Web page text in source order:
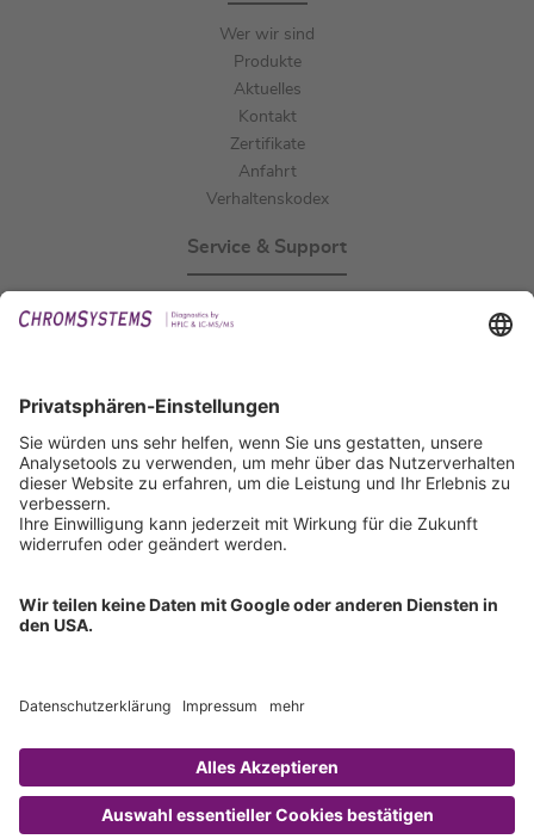
Wer wir sind
Produkte
Aktuelles
Kontakt
Zertifikate
Anfahrt
Verhaltenskodex
Service & Support
IFU anfordern
Zertifizierungen
ISO 9001 Zertifikat